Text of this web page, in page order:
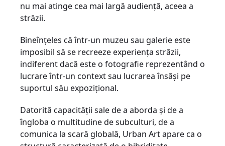
nu mai atinge cea mai largă audiență, aceea a
străzii.
Bineînțeles că într-un muzeu sau galerie este
imposibil să se recreeze experiența străzii,
indiferent dacă este o fotografie reprezentând o
lucrare într-un context sau lucrarea însăși pe
suportul său expozițional.
Datorită capacităţii sale de a aborda și de a
îngloba o multitudine de subculturi, de a
comunica la scară globală, Urban Art apare ca o